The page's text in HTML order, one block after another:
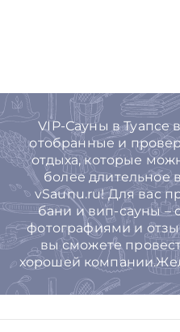
VIP-Сауны в Туапсе
отобранные и
отдыха, которые
более длительное
vSaunu.ru! Для вас
бани и вип-сауны –
фотографиями и
вы сможете
хорошей